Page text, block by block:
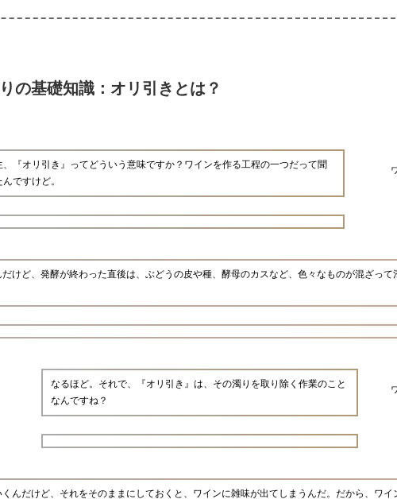
の基礎知識：オリ引きとは？
、『オリ引き』ってどういう意味ですか？ワインを作る工程の一つだって聞
んですけど。
けど、発酵が終わった直後は、ぶどうの皮や種、酵母のカスなど、色々なものが混ざって
なるほど。それで、『オリ引き』は、その濁りを取り除く作業のこと
なんですね？
んだけど、それをそのままにしておくと、ワインに雑味が出てしまうんだ。だから、ワイ